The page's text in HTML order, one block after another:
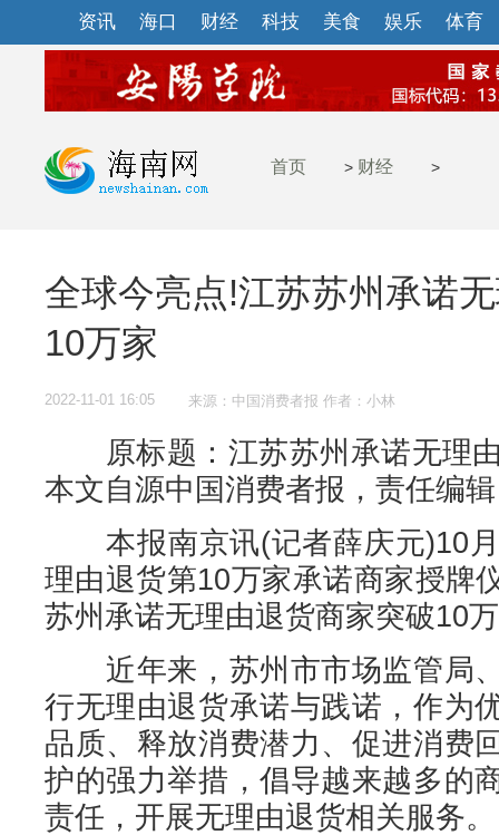
资讯 海口 财经 科技 美食 娱乐 体育
首页 > 财经 >
全球今亮点!江苏苏州承诺
10万家
2022-11-01 16:05 来源：中国消费者报 作者：小林
原标题：江苏苏州承诺无理由
本文自源中国消费者报，责任编
本报南京讯(记者薛庆元)10月
理由退货第10万家承诺商家授牌
苏州承诺无理由退货商家突破10
近年来，苏州市市场监管局
行无理由退货承诺与践诺，作为
品质、释放消费潜力、促进消费
护的强力举措，倡导越来越多的
责任，开展无理由退货相关服务。